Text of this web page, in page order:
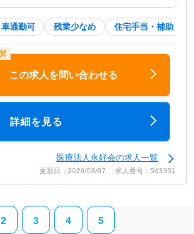
車通勤可 残業少なめ 住宅手当・補助
この求人を問い合わせる
詳細を見る
医療法人永好会の求人一覧
更新日：2026/08/07 求人番号：543351
2 3 4 5